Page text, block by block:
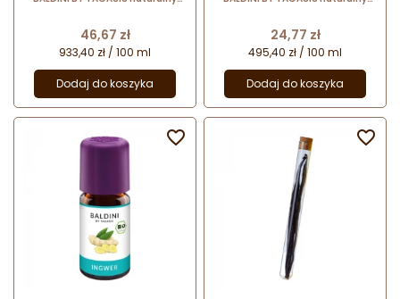
eterycznego
Cena
46,67 zł
933,40 zł / 100 ml
Dodaj do koszyka
eterycznego
Cena
24,77 zł
495,40 zł / 100 ml
Dodaj do koszyka
 